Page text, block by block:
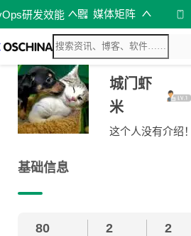
研发效能 媒体矩阵
城门虾
米
这个人没有介绍！
基础信息
80 2 2